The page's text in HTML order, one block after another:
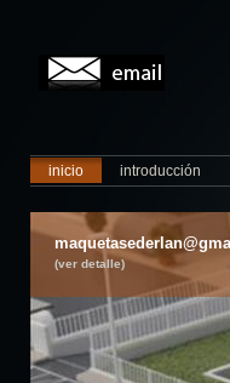
inicio introducción
(ver detalle)